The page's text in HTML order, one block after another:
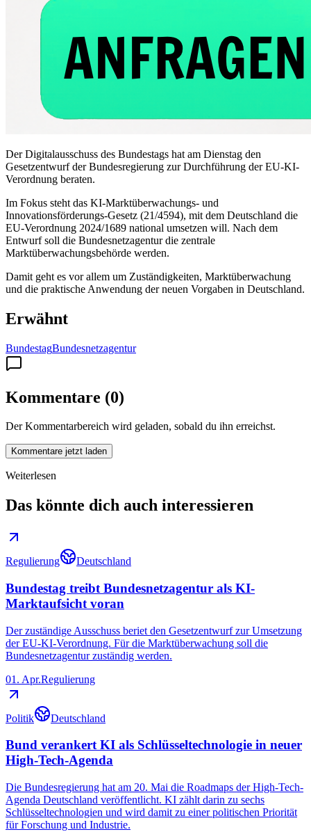
Der Digitalausschuss des Bundestags hat am Dienstag den
Gesetzentwurf der Bundesregierung zur Durchführung der EU-KI-
Verordnung beraten.
Im Fokus steht das KI-Marktüberwachungs- und
Innovationsförderungs-Gesetz (21/4594), mit dem Deutschland die
EU-Verordnung 2024/1689 national umsetzen will. Nach dem
Entwurf soll die Bundesnetzagentur die zentrale
Marktüberwachungsbehörde werden.
Damit geht es vor allem um Zuständigkeiten, Marktüberwachung
und die praktische Anwendung der neuen Vorgaben in Deutschland.
Erwähnt
BundestagBundesnetzagentur
Kommentare (0)
Der Kommentarbereich wird geladen, sobald du ihn erreichst.
Kommentare jetzt laden
Weiterlesen
Das könnte dich auch interessieren
Regulierung Deutschland
Bundestag treibt Bundesnetzagentur als KI-
Marktaufsicht voran
Der zuständige Ausschuss beriet den Gesetzentwurf zur Umsetzung
der EU-KI-Verordnung. Für die Marktüberwachung soll die
Bundesnetzagentur zuständig werden.
01. Apr.Regulierung
Politik Deutschland
Bund verankert KI als Schlüsseltechnologie in neuer
High-Tech-Agenda
Die Bundesregierung hat am 20. Mai die Roadmaps der High-Tech-
Agenda Deutschland veröffentlicht. KI zählt darin zu sechs
Schlüsseltechnologien und wird damit zu einer politischen Priorität
für Forschung und Industrie.